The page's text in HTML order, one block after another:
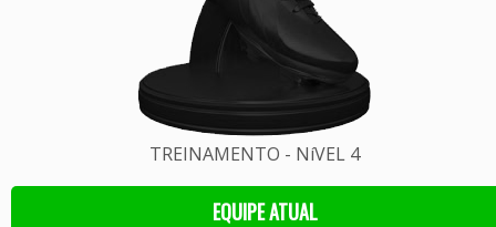
TREINAMENTO - NíVEL 4
EQUIPE ATUAL